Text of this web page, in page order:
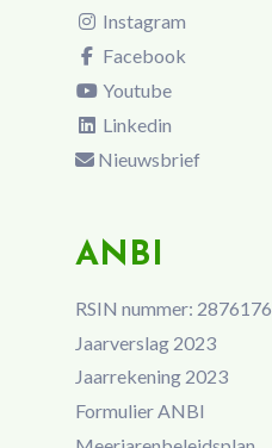
Instagram
Facebook
Youtube
Linkedin
Nieuwsbrief
ANBI
RSIN nummer: 2876176
Jaarverslag 2023
Jaarrekening 2023
Formulier ANBI